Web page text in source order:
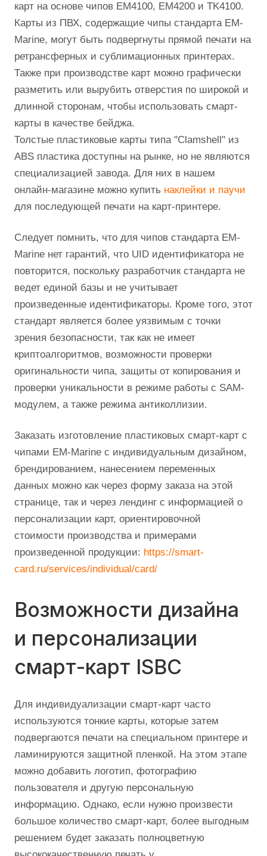
карт на основе чипов EM4100, EM4200 и TK4100.
Карты из ПВХ, содержащие чипы стандарта EM-
Marine, могут быть подвергнуты прямой печати на
ретрансферных и сублимационных принтерах.
Также при производстве карт можно графически
разметить или вырубить отверстия по широкой и
длинной сторонам, чтобы использовать смарт-
карты в качестве бейджа.
Толстые пластиковые карты типа "Clamshell" из
ABS пластика доступны на рынке, но не являются
специализацией завода. Для них в нашем
онлайн-магазине можно купить наклейки и паучи
для последующей печати на карт-принтере.
Следует помнить, что для чипов стандарта EM-
Marine нет гарантий, что UID идентификатора не
повторится, поскольку разработчик стандарта не
ведет единой базы и не учитывает
произведенные идентификаторы. Кроме того, этот
стандарт является более уязвимым с точки
зрения безопасности, так как не имеет
криптоалгоритмов, возможности проверки
оригинальности чипа, защиты от копирования и
проверки уникальности в режиме работы с SAM-
модулем, а также режима антиколлизии.
Заказать изготовление пластиковых смарт-карт с
чипами EM-Marine с индивидуальным дизайном,
брендированием, нанесением переменных
данных можно как через форму заказа на этой
странице, так и через лендинг с информацией о
персонализации карт, ориентировочной
стоимости производства и примерами
произведенной продукции: https://smart-
card.ru/services/individual/card/
Возможности дизайна
и персонализации
смарт-карт ISBC
Для индивидуализации смарт-карт часто
используются тонкие карты, которые затем
подвергаются печати на специальном принтере и
ламинируются защитной пленкой. На этом этапе
можно добавить логотип, фотографию
пользователя и другую персональную
информацию. Однако, если нужно произвести
большое количество смарт-карт, более выгодным
решением будет заказать полноцветную